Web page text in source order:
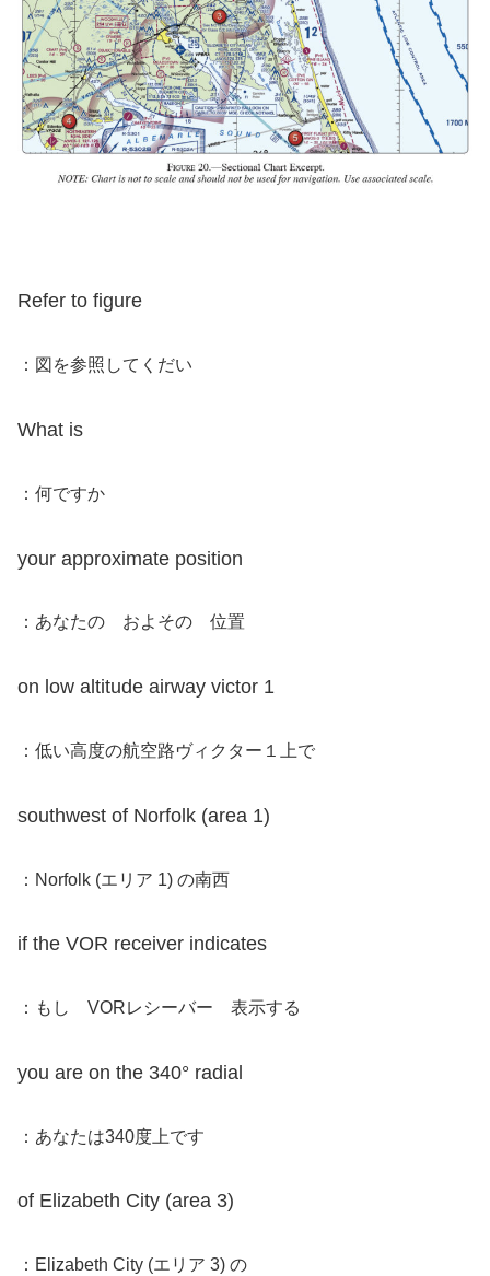
Refer to figure
：図を参照してくだい
What is
：何ですか
your approximate position
：あなたの およその 位置
on low altitude airway victor 1
：低い高度の航空路ヴィクター１上で
southwest of Norfolk (area 1)
：Norfolk (エリア 1) の南西
if the VOR receiver indicates
：もし VORレシーバー 表示する
you are on the 340° radial
：あなたは340度上です
of Elizabeth City (area 3)
：Elizabeth City (エリア 3) の